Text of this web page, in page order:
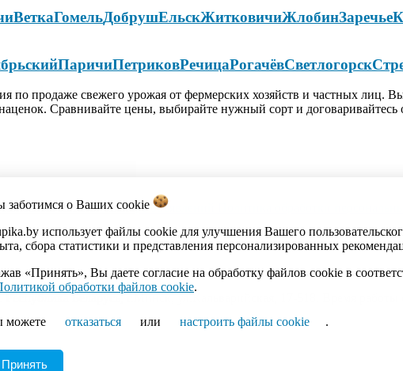
ВеткаГомельДобрушЕльскЖитковичиЖлобинЗаречье
ПаричиПетриковРечицаРогачёвСветлогорск
по продаже свежего урожая от фермерских хозяйств и частных лиц.
Сравнивайте цены, выбирайте нужный сорт и
заботимся о Ваших cookie
использует файлы cookie для улучшения Вашего
сбора статистики и представления персонализированных
«Принять», Вы даете согласие на обработку файлов cookie в
обработки файлов cookie.
можете отказаться или настроить файлы cookie .
Принять
КонтактыКаталогИмпорт объявлений Политика обработки
Беларусь, г.Минск, ул.Кальварийская, 17-518. Время работы